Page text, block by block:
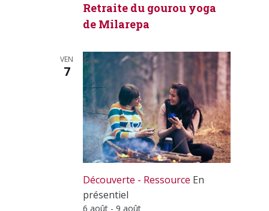
Retraite du gourou yoga
de Milarepa
VEN
7
Découverte - Ressource En
présentiel
6 août -9 août